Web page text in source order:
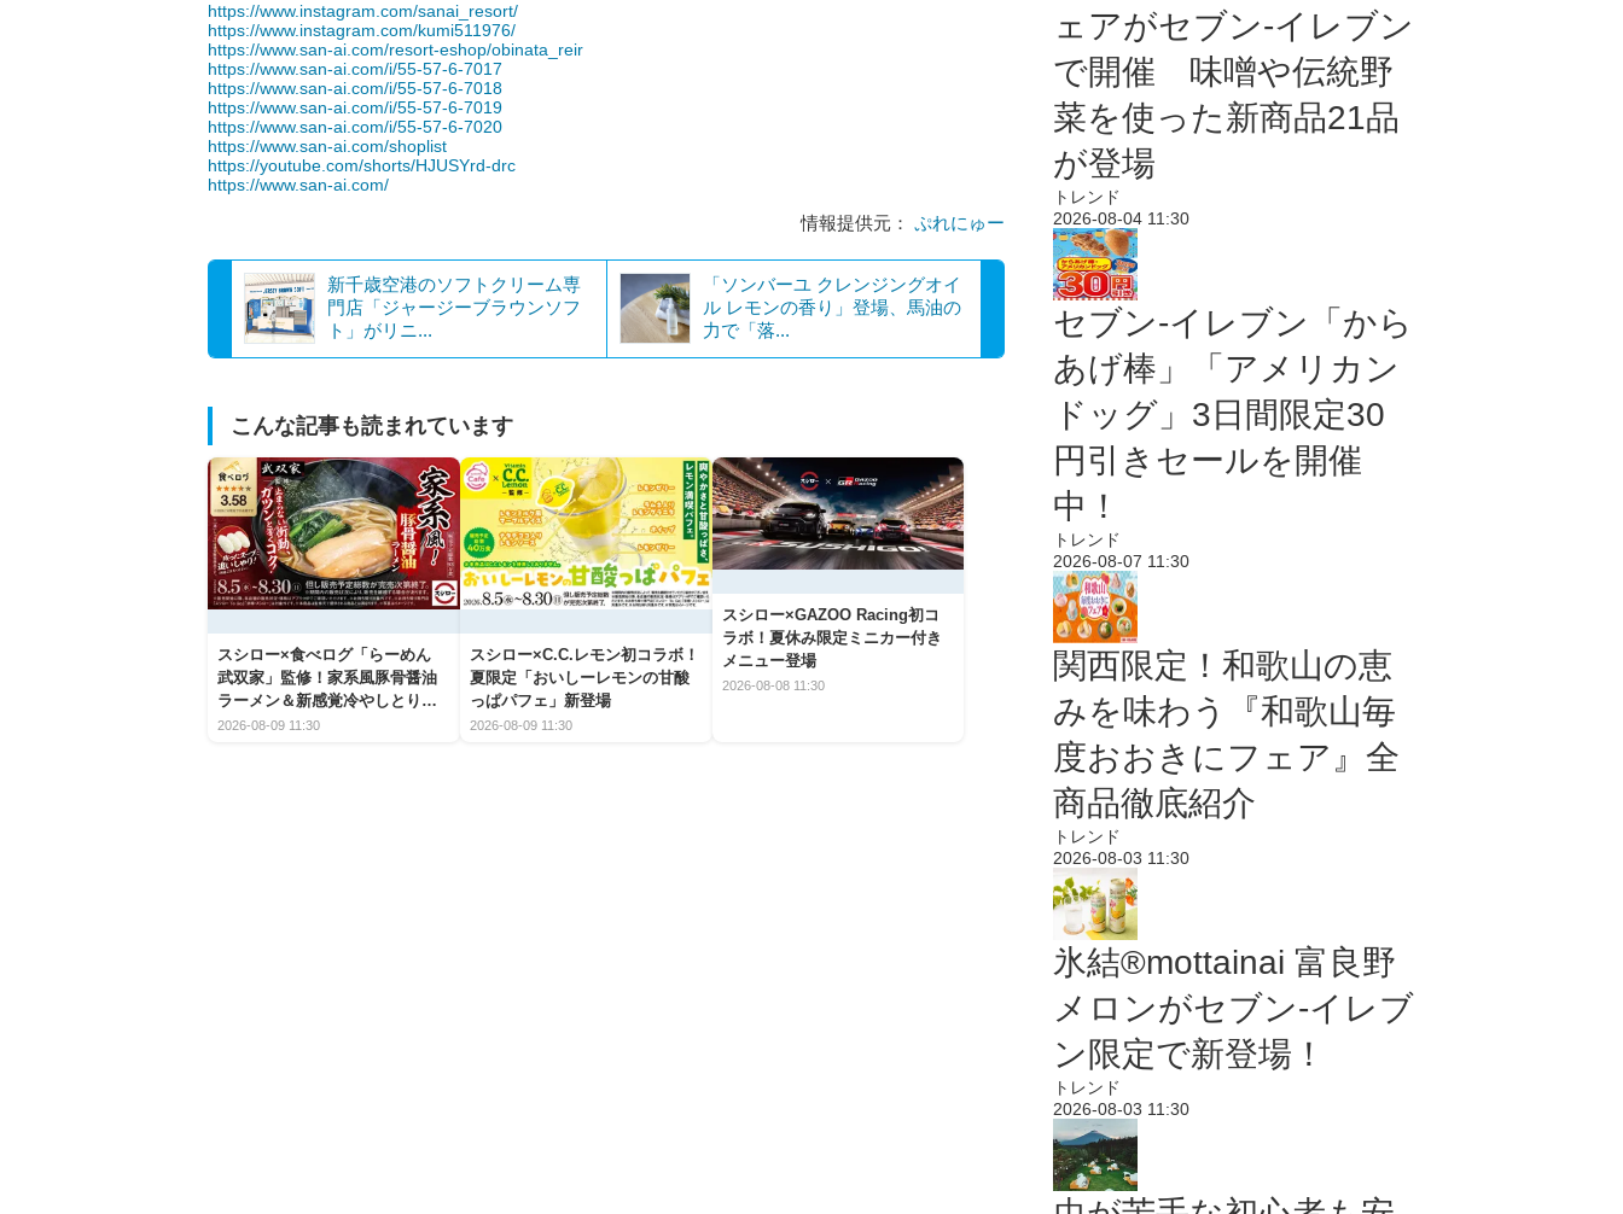
https://www.instagram.com/sanai_resort/
https://www.instagram.com/kumi511976/
https://www.san-ai.com/resort-eshop/obinata_reir
https://www.san-ai.com/i/55-57-6-7017
https://www.san-ai.com/i/55-57-6-7018
https://www.san-ai.com/i/55-57-6-7019
https://www.san-ai.com/i/55-57-6-7020
https://www.san-ai.com/shoplist
https://youtube.com/shorts/HJUSYrd-drc
https://www.san-ai.com/
情報提供元： ぷれにゅー
新千歳空港のソフトクリーム専
門店「ジャージーブラウンソフ
ト」がリニ...
「ソンバーユ クレンジングオイ
ル レモンの香り」登場、馬油の
力で「落...
こんな記事も読まれています
スシロー×食べログ「らーめん
武双家」監修！家系風豚骨醤油
ラーメン＆新感覚冷やしとり天
うどんが新登場
2026-08-09 11:30
スシロー×C.C.レモン初コラボ！
夏限定「おいしーレモンの甘酸
っぱパフェ」新登場
2026-08-09 11:30
スシロー×GAZOO Racing初コ
ラボ！夏休み限定ミニカー付き
メニュー登場
2026-08-08 11:30
ェアがセブン-イレブン
で開催 味噌や伝統野
菜を使った新商品21品
が登場
トレンド
2026-08-04 11:30
セブン‐イレブン「から
あげ棒」「アメリカン
ドッグ」3日間限定30
円引きセールを開催
中！
トレンド
2026-08-07 11:30
関西限定！和歌山の恵
みを味わう『和歌山毎
度おおきにフェア』全
商品徹底紹介
トレンド
2026-08-03 11:30
氷結®mottainai 富良野
メロンがセブン‐イレブ
ン限定で新登場！
トレンド
2026-08-03 11:30